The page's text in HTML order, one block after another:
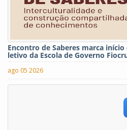
Encontro de Saberes marca
letivo da Escola de Governo
ago 05 2026